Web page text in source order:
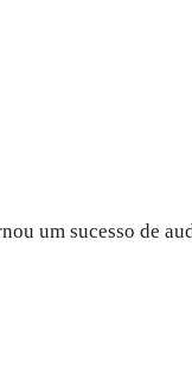
um sucesso de